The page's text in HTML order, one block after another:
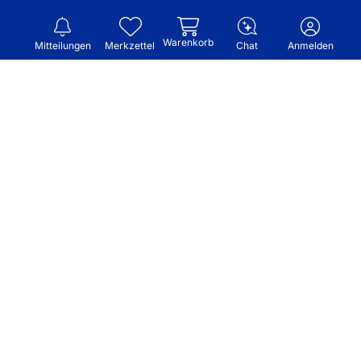
Mitteilungen Merkzettel Warenkorb Chat Anmelden